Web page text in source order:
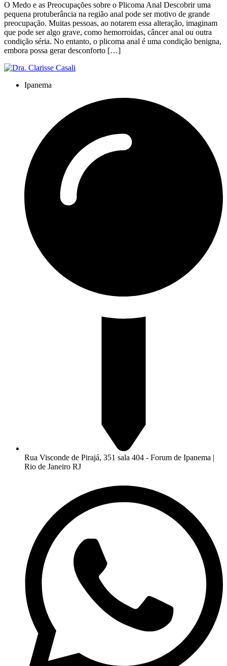
O Medo e as Preocupações sobre o Plicoma Anal Descobrir uma
pequena protuberância na região anal pode ser motivo de grande
preocupação. Muitas pessoas, ao notarem essa alteração, imaginam
que pode ser algo grave, como hemorroidas, câncer anal ou outra
condição séria. No entanto, o plicoma anal é uma condição benigna,
embora possa gerar desconforto […]
Ipanema
Rua Visconde de Pirajá, 351 sala 404 - Forum de Ipanema |
Rio de Janeiro RJ